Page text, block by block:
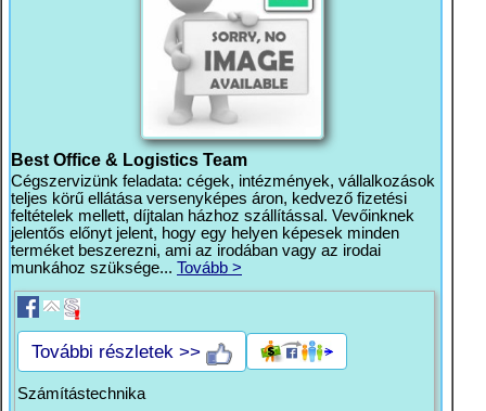
Best Office & Logistics Team
Cégszervizünk feladata: cégek, intézmények, vállalkozások
teljes körű ellátása versenyképes áron, kedvező fizetési
feltételek mellett, díjtalan házhoz szállítással. Vevőinknek
jelentős előnyt jelent, hogy egy helyen képesek minden
terméket beszerezni, ami az irodában vagy az irodai
munkához szüksége... Tovább >
További részletek >>
Számítástechnika